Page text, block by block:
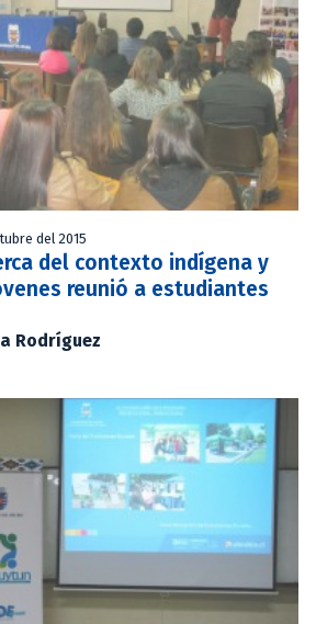
del 2015
del contexto indígena y
reunió a estudiantes
Rodríguez